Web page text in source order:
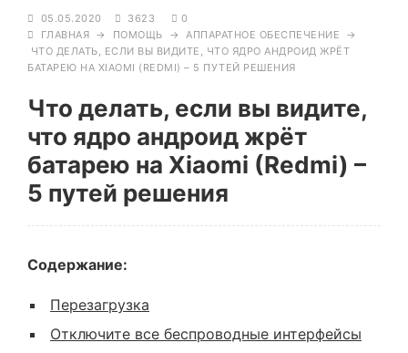
05.05.2020 3623
0
ГЛАВНАЯ → ПОМОЩЬ → АППАРАТНОЕ ОБЕСПЕЧЕНИЕ →
ЧТО ДЕЛАТЬ, ЕСЛИ ВЫ ВИДИТЕ, ЧТО ЯДРО АНДРОИД ЖРЁТ
БАТАРЕЮ НА XIAOMI (REDMI) – 5 ПУТЕЙ РЕШЕНИЯ
Что делать, если вы видите,
что ядро андроид жрёт
батарею на Xiaomi (Redmi) –
5 путей решения
Содержание:
Перезагрузка
Отключите все беспроводные интерфейсы